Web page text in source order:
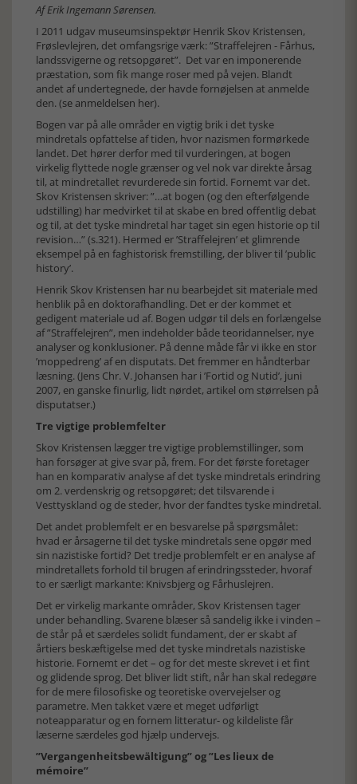
Af Erik Ingemann Sørensen.
I 2011 udgav museumsinspektør Henrik Skov Kristensen,
Frøslevlejren, det omfangsrige værk: ”Straffelejren - Fårhus,
landssvigerne og retsopgøret”. Det var en imponerende
præstation, som fik mange roser med på vejen. Blandt
andet af undertegnede, der havde fornøjelsen at anmelde
den. (se anmeldelsen her).
Bogen var på alle områder en vigtig brik i det tyske
mindretals opfattelse af tiden, hvor nazismen formørkede
landet. Det hører derfor med til vurderingen, at bogen
virkelig flyttede nogle grænser og vel nok var direkte årsag
til, at mindretallet revurderede sin fortid. Fornemt var det.
Skov Kristensen skriver: ”…at bogen (og den efterfølgende
udstilling) har medvirket til at skabe en bred offentlig debat
og til, at det tyske mindretal har taget sin egen historie op til
revision…” (s.321). Hermed er ’Straffelejren’ et glimrende
eksempel på en faghistorisk fremstilling, der bliver til ’public
history’.
Henrik Skov Kristensen har nu bearbejdet sit materiale med
henblik på en doktorafhandling. Det er der kommet et
gedigent materiale ud af. Bogen udgør til dels en forlængelse
af ”Straffelejren”, men indeholder både teoridannelser, nye
analyser og konklusioner. På denne måde får vi ikke en stor
’moppedreng’ af en disputats. Det fremmer en håndterbar
læsning. (Jens Chr. V. Johansen har i ’Fortid og Nutid’, juni
2007, en ganske finurlig, lidt nørdet, artikel om størrelsen på
disputatser.)
Tre vigtige problemfelter
Skov Kristensen lægger tre vigtige problemstillinger, som
han forsøger at give svar på, frem. For det første foretager
han en komparativ analyse af det tyske mindretals erindring
om 2. verdenskrig og retsopgøret; det tilsvarende i
Vesttyskland og de steder, hvor der fandtes tyske mindretal.
Det andet problemfelt er en besvarelse på spørgsmålet:
hvad er årsagerne til det tyske mindretals sene opgør med
sin nazistiske fortid? Det tredje problemfelt er en analyse af
mindretallets forhold til brugen af erindringssteder, hvoraf
to er særligt markante: Knivsbjerg og Fårhuslejren.
Det er virkelig markante områder, Skov Kristensen tager
under behandling. Svarene blæser så sandelig ikke i vinden –
de står på et særdeles solidt fundament, der er skabt af
årtiers beskæftigelse med det tyske mindretals nazistiske
historie. Fornemt er det – og for det meste skrevet i et fint
og glidende sprog. Det bliver lidt stift, når han skal redegøre
for de mere filosofiske og teoretiske overvejelser og
parametre. Men takket være et meget udførligt
noteapparatur og en fornem litteratur- og kildeliste får
læserne særdeles god hjælp undervejs.
”Vergangenheitsbewältigung” og ”Les lieux de
mémoire”